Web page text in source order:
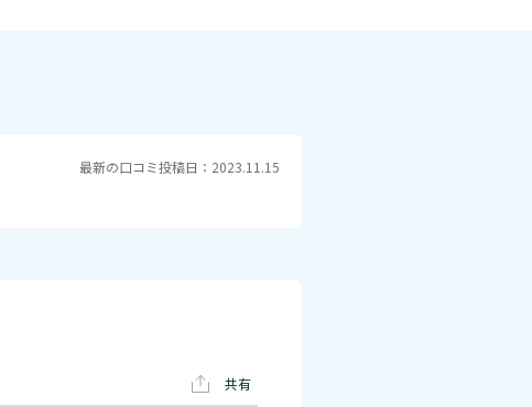
最新の口コミ投稿日：2023.11.15
共有